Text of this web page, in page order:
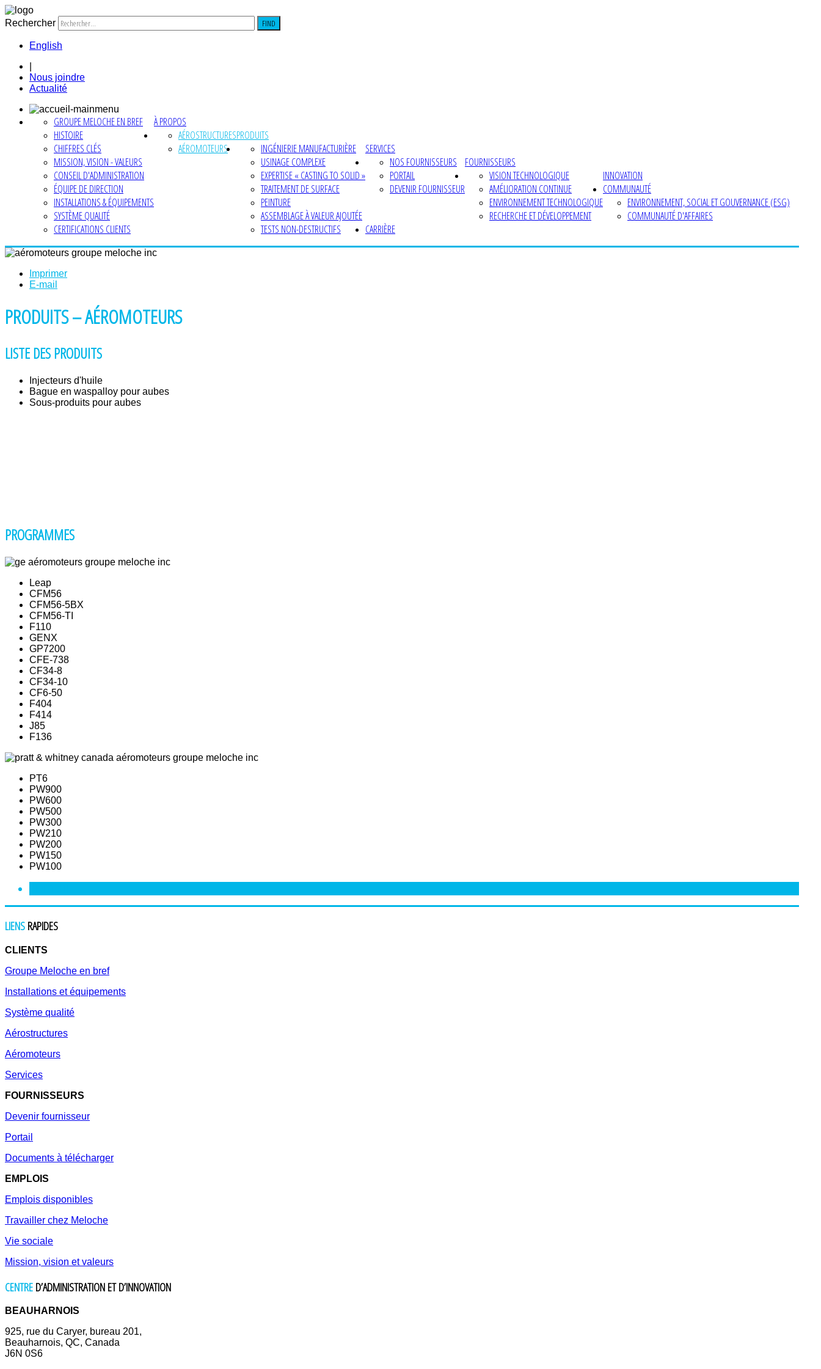
Rechercher FIND
English
Nous joindre
Actualité
À PROPOS
GROUPE MELOCHE EN BREF
HISTOIRE
CHIFFRES CLÉS
MISSION, VISION - VALEURS
CONSEIL D'ADMINISTRATION
ÉQUIPE DE DIRECTION
INSTALLATIONS & ÉQUIPEMENTS
SYSTÈME QUALITÉ
CERTIFICATIONS CLIENTS
PRODUITS
AÉROSTRUCTURES
AÉROMOTEURS
SERVICES
INGÉNIERIE MANUFACTURIÈRE
USINAGE COMPLEXE
EXPERTISE « CASTING TO SOLID »
TRAITEMENT DE SURFACE
PEINTURE
ASSEMBLAGE À VALEUR AJOUTÉE
TESTS NON-DESTRUCTIFS
FOURNISSEURS
NOS FOURNISSEURS
PORTAIL
DEVENIR FOURNISSEUR
INNOVATION
VISION TECHNOLOGIQUE
AMÉLIORATION CONTINUE
ENVIRONNEMENT TECHNOLOGIQUE
RECHERCHE ET DÉVELOPPEMENT
COMMUNAUTÉ
ENVIRONNEMENT, SOCIAL ET GOUVERNANCE (ESG)
COMMUNAUTÉ D'AFFAIRES
CARRIÈRE
Imprimer
E-mail
PRODUITS – AÉROMOTEURS
LISTE DES PRODUITS
Injecteurs d'huile
Bague en waspalloy pour aubes
Sous-produits pour aubes
PROGRAMMES
Leap
CFM56
CFM56-5BX
CFM56-TI
F110
GENX
GP7200
CFE-738
CF34-8
CF34-10
CF6-50
F404
F414
J85
F136
PT6
PW900
PW600
PW500
PW300
PW210
PW200
PW150
PW100
LIENS RAPIDES
CLIENTS
Groupe Meloche en bref
Installations et équipements
Système qualité
Aérostructures
Aéromoteurs
Services
FOURNISSEURS
Devenir fournisseur
Portail
Documents à télécharger
EMPLOIS
Emplois disponibles
Travailler chez Meloche
Vie sociale
Mission, vision et valeurs
CENTRE D’ADMINISTRATION ET D’INNOVATION
BEAUHARNOIS
925, rue du Caryer, bureau 201,
Beauharnois, QC, Canada
J6N 0S6